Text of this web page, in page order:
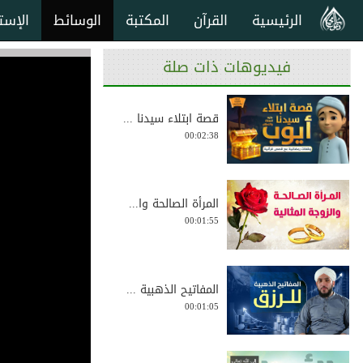
الوسائط المكتبة القرآن الرئيسية
فيديوهات ذات صلة
قصة ابتلاء سيدنا ...
00:02:38
المرأة الصالحة وا...
00:01:55
المفاتيح الذهبية ...
00:01:05